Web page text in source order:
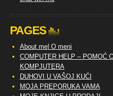
PAGES
About me| O meni
COMPUTER HELP – POMOĆ
KOMPJUTERA
DUHOVI U VAŠOJ KUĆI
MOJA PREPORUKA VAMA